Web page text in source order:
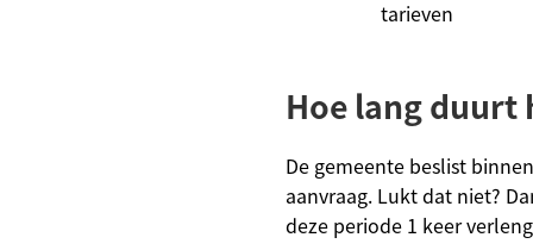
tarieven
Hoe lang duurt
De gemeente beslist
aanvraag. Lukt dat niet?
deze periode 1 keer